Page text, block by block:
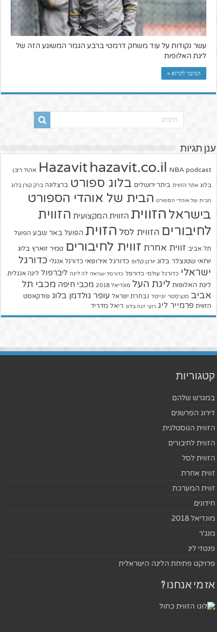
עשר נקודות על עוד משחק דרמטי ברבע הגמר המשוגע הזה של
ליגת האלופות
המשך לקרוא »
ענן תגיות
Hazavit hazavit.co.il NBA podcast אהוד ריבן
בלוג אתר הזווית ביתר ירושלים בלוג ספורט ברצלונה ברק קורן בלוג
הבית של אוהדי הספורט הבית של אוהדי הספורט
בישראל הזווית הזווית המקצועית הזווית
לחיבורים הזווית לסל הזוית הפועל באר שבע הפועל
תל אביב זווית אחרת זווית לחיבורים טמיר זוארץ בלוג
יוחאי שטנצלר בלוג יורגן קלופ כדורגל אירופאי כדורגל אנגלי כדורגל
ישראלי כדורגל עולמי כדורסל כדורסל ישראלי לה ליגה ליברפול ליגה אנגלית
ליגת האלופות ליגת העל מונדיאל 2018 מכבי חיפה מכבי תל
אביב מנצ'סטר יונייטד נבחרת ישראל עופר גולדמן בלוג פודקאסט
הזווית פרמייר ליג רועי זגה בלוג ריאל מדריד
קטגוריות
במגרש שלהם
דירוג הפרשנים
הזווית הנוסטלגית
הזווית לחיבורים
הזווית לסל
זווית אחרת
זווית המערכת
חידונים
מונדיאל 2018
מנג'ר
פנטזי ליג
פרויקט פתיחת הליגה הישראלית
אז מי אנחנו ?